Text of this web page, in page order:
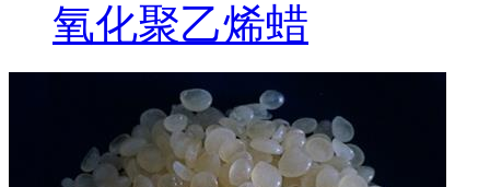
氧化聚乙烯蜡